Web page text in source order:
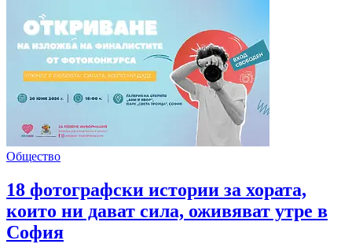
Общество
18 фотографски истории за хората,
които ни дават сила, оживяват утре в
София